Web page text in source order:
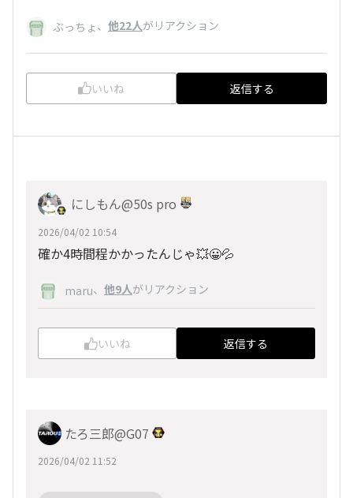
ぶっちょ、 他22人がリアクション
いいね 返信する
にしもん@50s pro
2026/04/02 10:54
確か4時間程かかったんじゃ💥😀💦
maru、 他9人がリアクション
いいね 返信する
たろ三郎@G07
2026/04/02 11:52